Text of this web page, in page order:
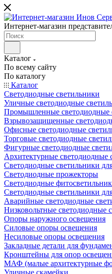
Интернет-магазин
Каталог
По всему сайту
По каталогу
Каталог
Светодиодные светильники
Уличные светодиодные
Промышленные светодиодные
Взрывозащищенные
Офисные светодиодные
Торговые светодиодные
Фигурные светодиодные
Архитектурные светодиодные
Светодиодные светильники
Светодиодные прожекторы
Светодиодные
Светодиодные светильники
Аварийные светодиодные
Низковольтные светодиодные
Опоры наружного освещения
Силовые опоры освещения
Несиловые опоры освещения
Закладные детали для
Кронштейны для опор
МАФ (малые архитектурные
Уличные скамейки